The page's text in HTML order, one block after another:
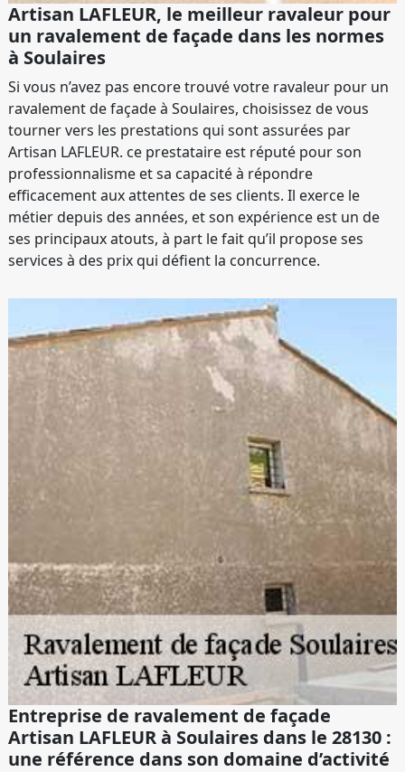
Artisan LAFLEUR, le meilleur ravaleur pour
un ravalement de façade dans les normes
à Soulaires
Si vous n’avez pas encore trouvé votre ravaleur pour un
ravalement de façade à Soulaires, choisissez de vous
tourner vers les prestations qui sont assurées par
Artisan LAFLEUR. ce prestataire est réputé pour son
professionnalisme et sa capacité à répondre
efficacement aux attentes de ses clients. Il exerce le
métier depuis des années, et son expérience est un de
ses principaux atouts, à part le fait qu’il propose ses
services à des prix qui défient la concurrence.
Entreprise de ravalement de façade
Artisan LAFLEUR à Soulaires dans le 28130 :
une référence dans son domaine d’activité